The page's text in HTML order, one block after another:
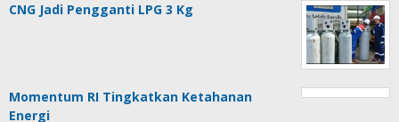
CNG Jadi Pengganti LPG 3 Kg
Momentum RI Tingkatkan Ketahanan
Energi